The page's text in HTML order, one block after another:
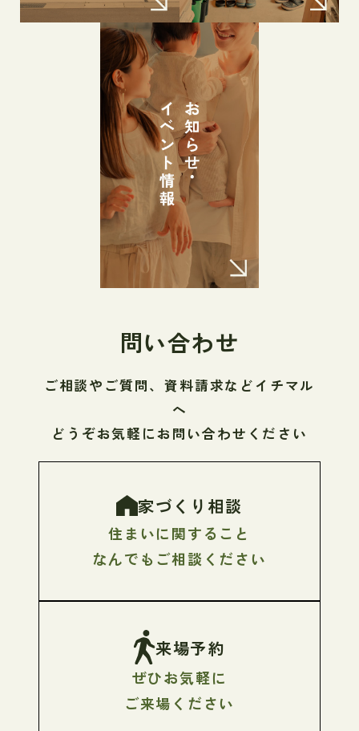
問い合わせ
ご相談やご質問、資料請求などイチマル
へ
どうぞお気軽にお問い合わせください
家づくり相談
住まいに関すること
なんでもご相談ください
来場予約
ぜひお気軽に
ご来場ください